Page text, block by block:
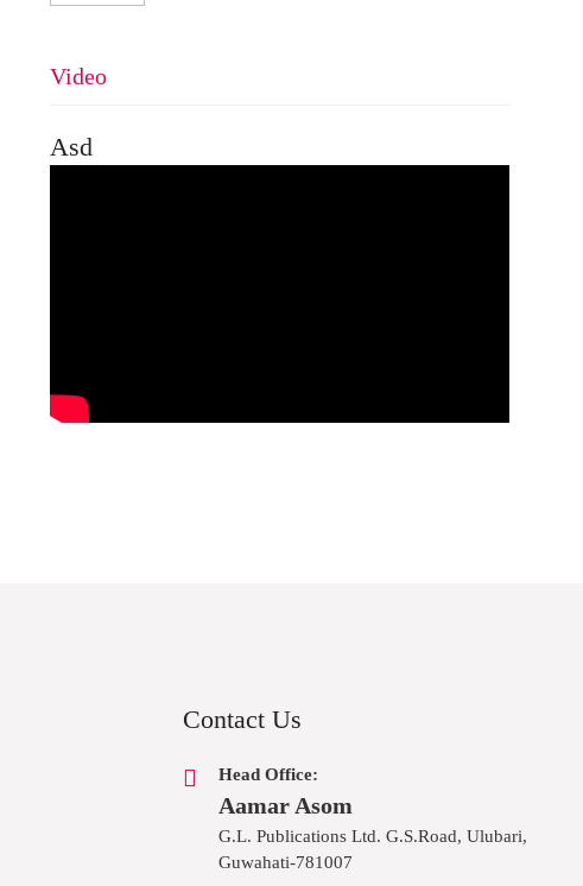
Video
Asd
Contact Us
Head Office:
Aamar Asom
G.L. Publications Ltd. G.S.Road, Ulubari,
Guwahati-781007